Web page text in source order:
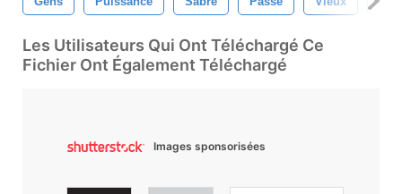
Les Utilisateurs Qui Ont Téléchargé Ce
Fichier Ont Également Téléchargé
Images sponsorisées